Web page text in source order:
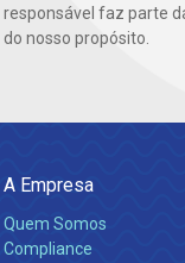
responsável faz parte
do nosso propósito.
A Empresa
Quem Somos
Compliance